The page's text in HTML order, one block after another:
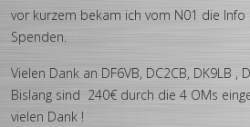
vor kurzem bekam ich vom N01 die Info
Spenden.
Vielen Dank an DF6VB, DC2CB, DK9LB ,
Bislang sind 240€ durch die 4 OMs
vielen Dank !